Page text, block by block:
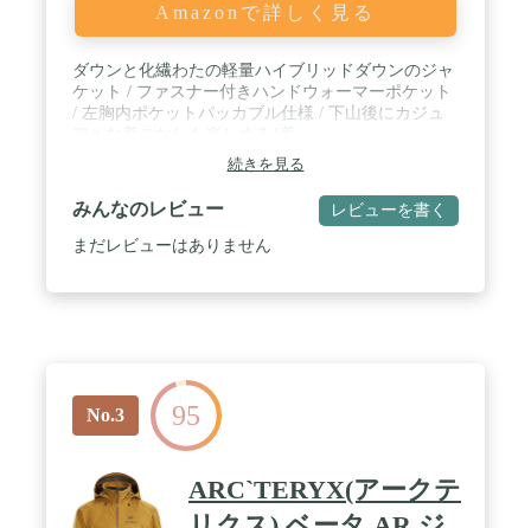
Amazonで詳しく見る
ダウンと化繊わたの軽量ハイブリッドダウンのジャ
ケット / ファスナー付きハンドウォーマーポケット
/ 左胸内ポケットパッカブル仕様 / 下山後にカジュ
続きを見る
みんなのレビュー レビューを書く
まだレビューはありません
No.3 95
ARC`TERYX(アークテ